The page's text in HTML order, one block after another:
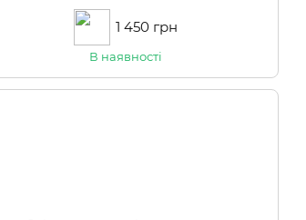
1 450 грн
В наявності